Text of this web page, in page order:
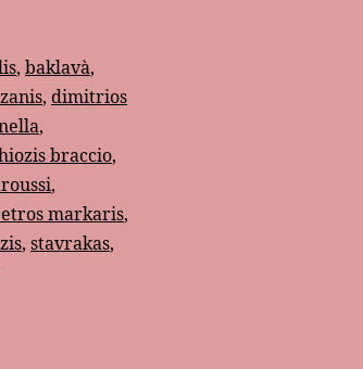
, baklavà,
, dimitrios
,
braccio,
,
markaris,
, stavrakas,